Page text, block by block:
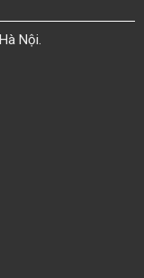
Nội.